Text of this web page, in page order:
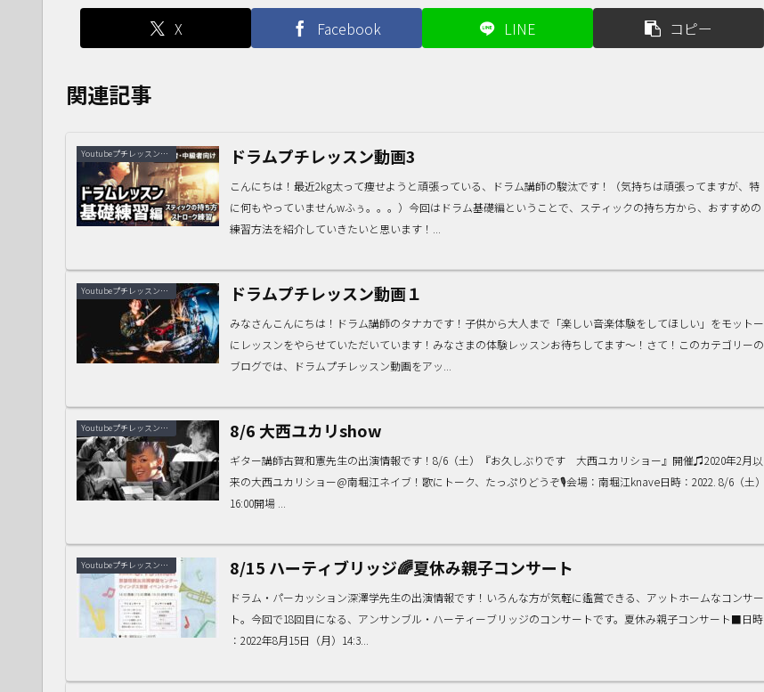
X Facebook LINE コピー
関連記事
Youtubeプチレッスン動画 ドラムプチレッスン動画3
こんにちは！最近2kg太って痩せようと頑張っている、ドラム講師の駿汰です！（気持ちは頑張ってますが、特
に何もやっていませんwふぅ。。。）今回はドラム基礎編ということで、スティックの持ち方から、おすすめの
練習方法を紹介していきたいと思います！...
Youtubeプチレッスン動画 ドラムプチレッスン動画１
みなさんこんにちは！ドラム講師のタナカです！子供から大人まで「楽しい音楽体験をしてほしい」をモットー
にレッスンをやらせていただいています！みなさまの体験レッスンお待ちしてます〜！さて！このカテゴリーの
ブログでは、ドラムプチレッスン動画をアッ...
Youtubeプチレッスン動画 8/6 大西ユカリshow
ギター講師古賀和憲先生の出演情報です！8/6（土）『お久しぶりです 大西ユカリショー』開催♫2020年2月以
来の大西ユカリショー@南堀江ネイブ！歌にトーク、たっぷりどうぞ🎙会場：南堀江knave日時：2022. 8/6（土）
16:00開場 ...
Youtubeプチレッスン動画 8/15 ハーティブリッジ🌈夏休み親子コンサート
ドラム・パーカッション深澤学先生の出演情報です！いろんな方が気軽に鑑賞できる、アットホームなコンサー
ト。今回で18回目になる、アンサンブル・ハーティーブリッジのコンサートです。夏休み親子コンサート■日時
：2022年8月15日（月）14:3...